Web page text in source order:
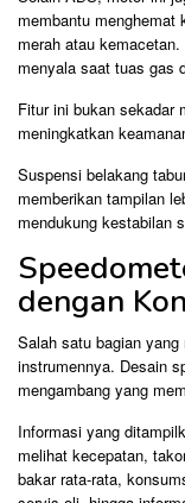
membantu menghemat
merah atau
menyala saat tuas gas
Fitur ini bukan sekadar
meningkatkan
Suspensi belakang
memberikan tampilan
mendukung kestabilan
dengan
Salah satu bagian
instrumennya. Desain
mengambang yang
Informasi yang
melihat kecepatan,
bakar rata-rata,